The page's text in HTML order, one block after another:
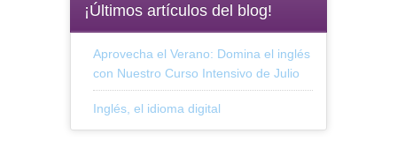
¡Últimos artículos del blog!
Aprovecha el Verano: Domina el inglés
con Nuestro Curso Intensivo de Julio
Inglés, el idioma digital